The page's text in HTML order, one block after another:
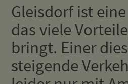
Gleisdorf ist
das viele
bringt. Einer
steigende